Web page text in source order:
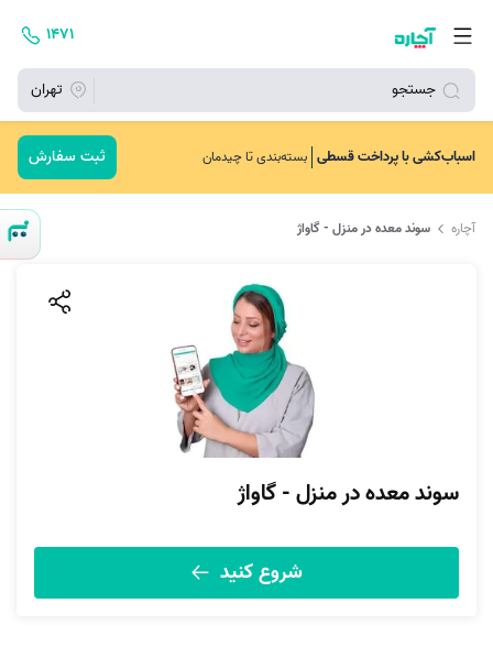
جستجو تهران
۱۴۷۱
اسباب‌کشی با پرداخت قسطی بسته‌بندی تا چیدمان ثبت سفارش
آچاره سوند معده در منزل - گاواژ
سوند معده در منزل - گاواژ
شروع کنید